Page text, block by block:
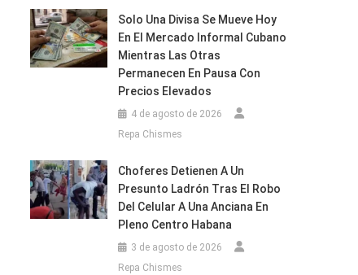
Solo Una Divisa Se Mueve Hoy
En El Mercado Informal Cubano
Mientras Las Otras
Permanecen En Pausa Con
Precios Elevados
4 de agosto de 2026
Repa Chismes
Choferes Detienen A Un
Presunto Ladrón Tras El Robo
Del Celular A Una Anciana En
Pleno Centro Habana
3 de agosto de 2026
Repa Chismes